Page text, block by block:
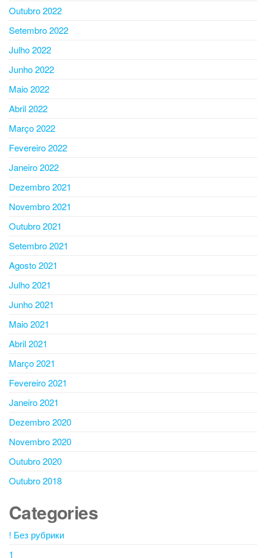
Outubro 2022
Setembro 2022
Julho 2022
Junho 2022
Maio 2022
Abril 2022
Março 2022
Fevereiro 2022
Janeiro 2022
Dezembro 2021
Novembro 2021
Outubro 2021
Setembro 2021
Agosto 2021
Julho 2021
Junho 2021
Maio 2021
Abril 2021
Março 2021
Fevereiro 2021
Janeiro 2021
Dezembro 2020
Novembro 2020
Outubro 2020
Outubro 2018
Categories
! Без рубрики
1